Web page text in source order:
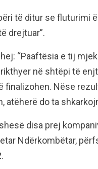
të ditur se fluturimi
drejtuar”.
“Paaftësia e tij
në shtëpi të
finalizohen. Nëse
atëherë do ta
disa prej
Ndërkombëtar,